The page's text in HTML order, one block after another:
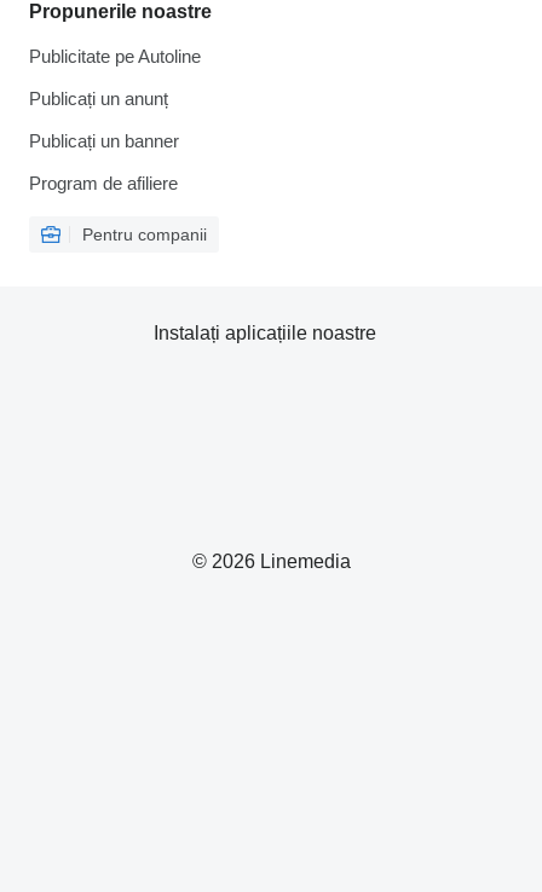
Propunerile noastre
Publicitate pe Autoline
Publicați un anunț
Publicați un banner
Program de afiliere
Pentru companii
© 2026 Linemedia
Instalați aplicațiile noastre